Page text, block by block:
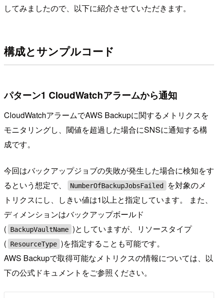
してみましたので、以下に紹介させていただきます。
構成とサンプルコード
パターン1 CloudWatchアラームから通知
CloudWatchアラームでAWS Backupに関するメトリクスを
モニタリングし、閾値を超過した場合にSNSに通知する構
成です。
今回はバックアップジョブの失敗が発生した場合に検知をす
るという想定で、
NumberOfBackupJobsFailed
を対象のメ
トリクスにし、しきい値は1以上と指定しています。 また、
ディメンションはバックアップボールド
( BackupVaultName )としていますが、リソースタイプ
( ResourceType )を指定することも可能です。
AWS Backupで取得可能なメトリクスの情報については、以
下の公式ドキュメントをご参照ください。